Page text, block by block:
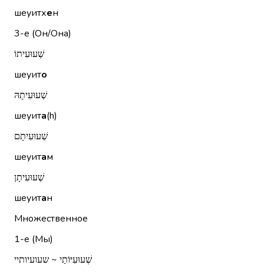
шеуитхен
3-е (Он/Она)
שְׁעוּעִיתוֹ
шеуито
שְׁעוּעִיתָהּ
шеуита(h)
שְׁעוּעִיתָם
шеуитам
שְׁעוּעִיתָן
шеуитан
Множественное
1-е (Мы)
שְׁעוּעִיּוֹתַי ~ שעועיותיי